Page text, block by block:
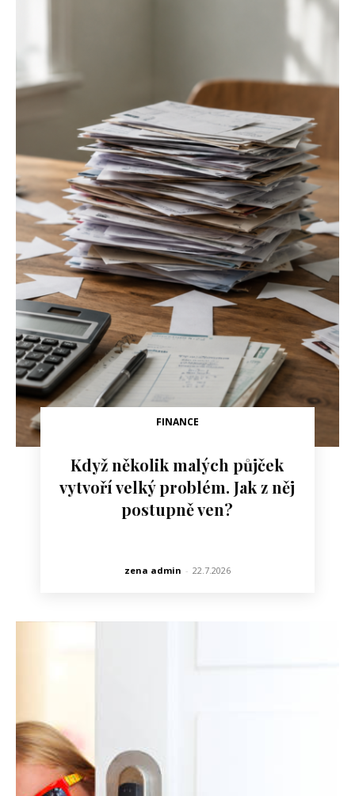
FINANCE
Když několik malých půjček
vytvoří velký problém. Jak z něj
postupně ven?
zena admin - 22.7.2026